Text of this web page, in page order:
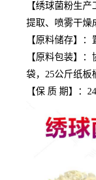
【绣球菌粉生产
提取、喷雾干燥
【原料储存】
【原料包装】
袋，25公斤纸板
【保 质 期】：